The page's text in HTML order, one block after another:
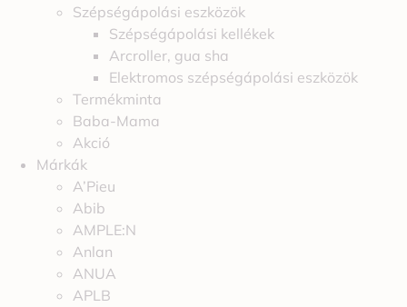
Szépségápolási eszközök
Szépségápolási kellékek
Arcroller, gua sha
Elektromos szépségápolási eszközök
Termékminta
Baba-Mama
Akció
Márkák
A’Pieu
Abib
AMPLE:N
Anlan
ANUA
APLB